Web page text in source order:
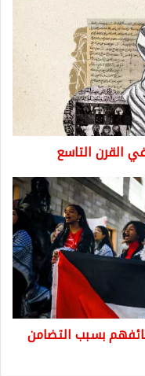
القرن التاسع
بسبب التضامن